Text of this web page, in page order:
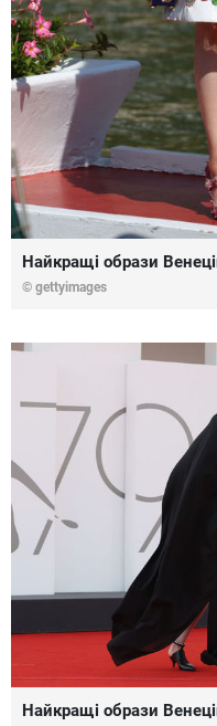
Найкращі образи
© gettyimages
Найкращі образи